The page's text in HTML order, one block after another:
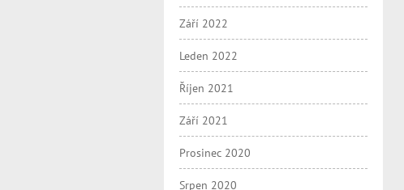
Září 2022
Leden 2022
Říjen 2021
Září 2021
Prosinec 2020
Srpen 2020